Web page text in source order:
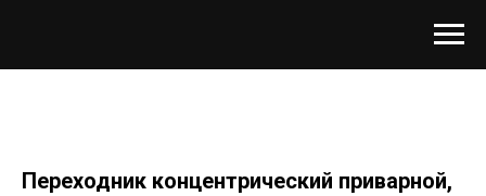
Переходник концентрический приварной,